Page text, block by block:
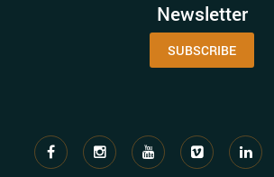
Newsletter
SUBSCRIBE